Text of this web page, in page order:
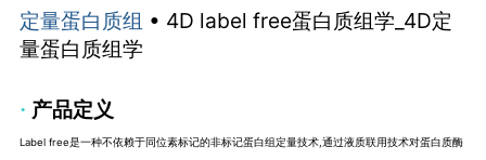
定量蛋白质组 • 4D label free蛋白质组学_4D定
量蛋白质组学
· 产品定义
Label free是一种不依赖于同位素标记的非标记蛋白组定量技术,通过液质联用技术对蛋白质酶